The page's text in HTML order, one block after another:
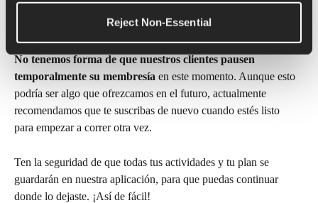
Reject Non-Essential
¿Puedo pausar mi membresía?
No tenemos forma de que nuestros clientes pausen
temporalmente su membresía en este momento. Aunque esto
podría ser algo que ofrezcamos en el futuro, actualmente
recomendamos que te suscribas de nuevo cuando estés listo
para empezar a correr otra vez.
Ten la seguridad de que todas tus actividades y tu plan se
guardarán en nuestra aplicación, para que puedas continuar
donde lo dejaste. ¡Así de fácil!